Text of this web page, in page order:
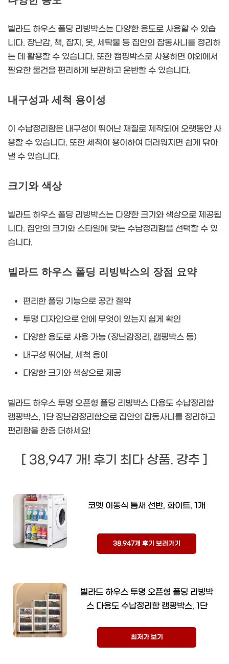
빌라드 하우스 폴딩 리빙박스는 다양한 용도로 사용할 수 있습
니다. 장난감, 책, 잡지, 옷, 세탁물 등 집안의 잡동사니를 정리하
는 데 활용할 수 있습니다. 또한 캠핑박스로 사용하면 야외에서
필요한 물건을 편리하게 보관하고 운반할 수 있습니다.
내구성과 세척 용이성
이 수납정리함은 내구성이 뛰어난 재질로 제작되어 오랫동안 사
용할 수 있습니다. 또한 세척이 용이하여 더러워지면 쉽게 닦아
낼 수 있습니다.
크기와 색상
빌라드 하우스 폴딩 리빙박스는 다양한 크기와 색상으로 제공됩
니다. 집안의 크기와 스타일에 맞는 수납정리함을 선택할 수 있
습니다.
빌라드 하우스 폴딩 리빙박스의 장점 요약
편리한 폴딩 기능으로 공간 절약
투명 디자인으로 안에 무엇이 있는지 쉽게 확인
다양한 용도로 사용 가능 (장난감정리, 캠핑박스 등)
내구성 뛰어남, 세척 용이
다양한 크기와 색상으로 제공
빌라드 하우스 투명 오픈형 폴딩 리빙박스 다용도 수납정리함
캠핑박스, 1단 장난감정리함으로 집안의 잡동사니를 정리하고
편리함을 한층 더하세요!
[ 38,947 개! 후기 최다 상품. 강추 ]
코멧 이동식 틈새 선반, 화이트, 1개
38,947개 후기 보러가기
빌라드 하우스 투명 오픈형 폴딩 리빙박
스 다용도 수납정리함 캠핑박스, 1단
최저가 보기